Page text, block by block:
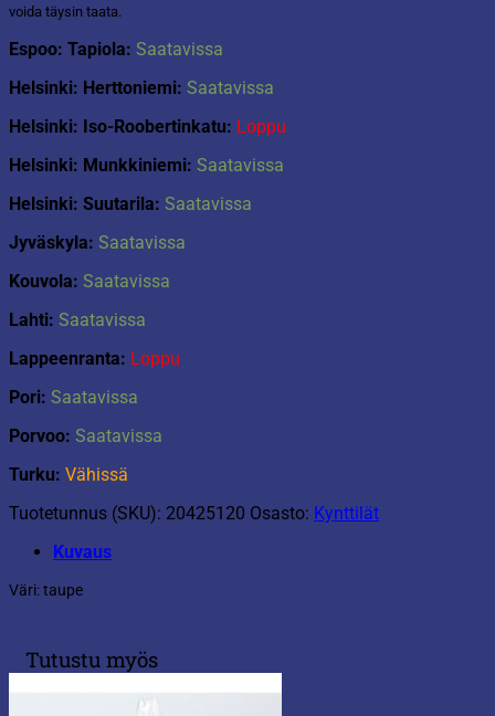
voida täysin taata.
Espoo: Tapiola: Saatavissa
Helsinki: Herttoniemi: Saatavissa
Helsinki: Iso-Roobertinkatu: Loppu
Helsinki: Munkkiniemi: Saatavissa
Helsinki: Suutarila: Saatavissa
Jyväskyla: Saatavissa
Kouvola: Saatavissa
Lahti: Saatavissa
Lappeenranta: Loppu
Pori: Saatavissa
Porvoo: Saatavissa
Turku: Vähissä
Tuotetunnus (SKU): 20425120 Osasto: Kynttilät
Kuvaus
Väri: taupe
Tutustu myös